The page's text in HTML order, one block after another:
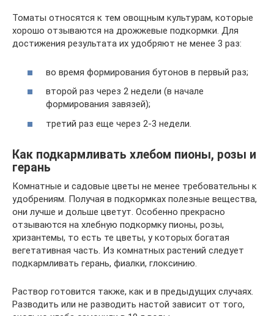
Томаты относятся к тем овощным культурам, которые
хорошо отзываются на дрожжевые подкормки. Для
достижения результата их удобряют не менее 3 раз:
во время формирования бутонов в первый раз;
второй раз через 2 недели (в начале
формирования завязей);
третий раз еще через 2-3 недели.
Как подкармливать хлебом пионы, розы и
герань
Комнатные и садовые цветы не менее требовательны к
удобрениям. Получая в подкормках полезные вещества,
они лучше и дольше цветут. Особенно прекрасно
отзываются на хлебную подкормку пионы, розы,
хризантемы, то есть те цветы, у которых богатая
вегетативная часть. Из комнатных растений следует
подкармливать герань, фиалки, глоксинию.
Раствор готовится также, как и в предыдущих случаях.
Разводить или не разводить настой зависит от того,